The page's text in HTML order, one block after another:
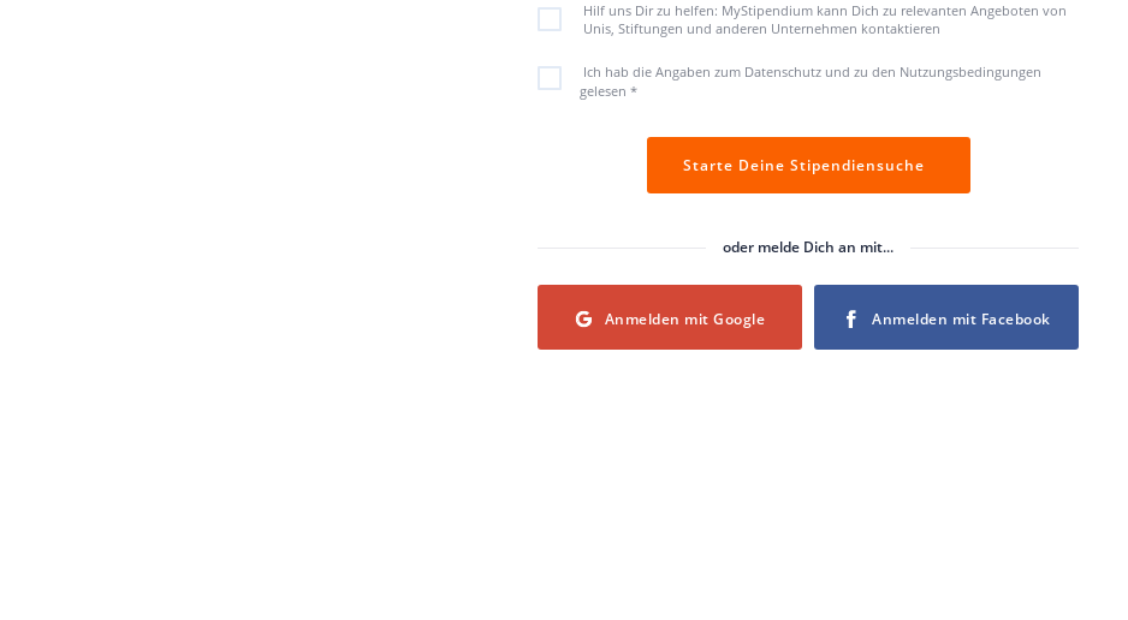
Hilf uns Dir zu helfen: MyStipendium kann Dich zu relevanten Angeboten von
Unis, Stiftungen und anderen Unternehmen kontaktieren
Ich hab die Angaben zum Datenschutz und zu den Nutzungsbedingungen
gelesen *
Starte Deine Stipendiensuche
oder melde Dich an mit...